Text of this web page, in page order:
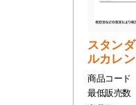
スタン
ルカレ
商品コード
最低販売数